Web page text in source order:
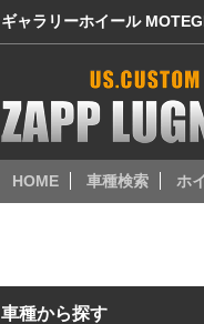
ギャラリーホイール
HOME 車種検索 ホ
車種から探す